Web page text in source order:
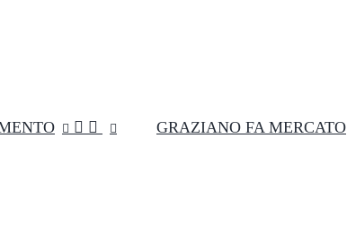
  GRAZIANO FA MERCATO